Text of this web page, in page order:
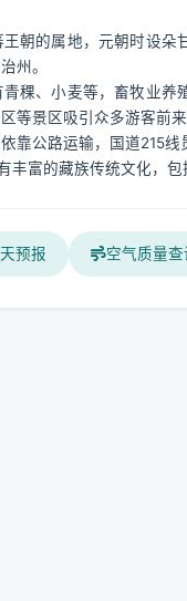
朝的属地，元朝时设
州。
稞、小麦等，畜牧业
等景区吸引众多游客前
靠公路运输，国道215
丰富的藏族传统文化，
预报 空气质量查